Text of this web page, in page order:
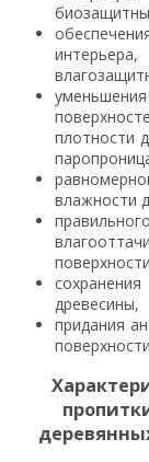
плотности
влажности
древесины,
придания